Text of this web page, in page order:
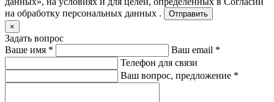
на обработку персональных данных .
Отправить
×
Задать вопрос
Ваше имя * Ваш email *
Телефон для связи
Ваш вопрос, предложение *